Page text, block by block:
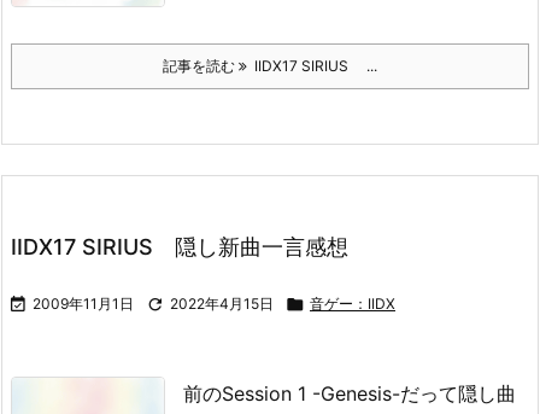
記事を読む IIDX17 SIRIUS ...
IIDX17 SIRIUS 隠し新曲一言感想
 2009年11月1日  2022年4月15日  音ゲー：IIDX
前のSession 1 -Genesis-だって隠し曲